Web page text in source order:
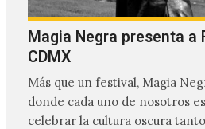
Magia Negra presenta a
CDMX
Más que un festival, Magia
donde cada uno de nosotros
celebrar la cultura oscura